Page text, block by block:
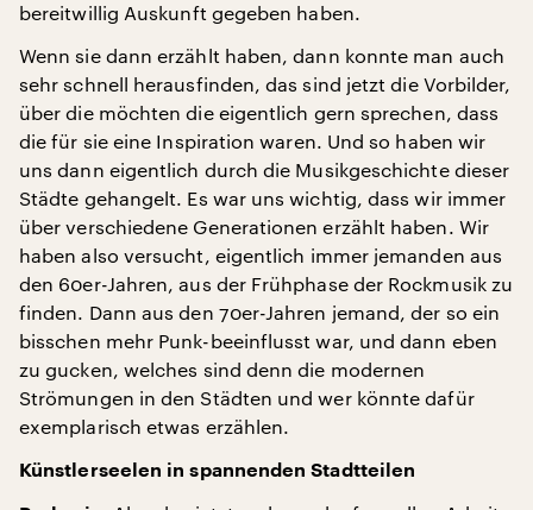
bereitwillig Auskunft gegeben haben.
Wenn sie dann erzählt haben, dann konnte man auch
sehr schnell herausfinden, das sind jetzt die Vorbilder,
über die möchten die eigentlich gern sprechen, dass
die für sie eine Inspiration waren. Und so haben wir
uns dann eigentlich durch die Musikgeschichte dieser
Städte gehangelt. Es war uns wichtig, dass wir immer
über verschiedene Generationen erzählt haben. Wir
haben also versucht, eigentlich immer jemanden aus
den 60er-Jahren, aus der Frühphase der Rockmusik zu
finden. Dann aus den 70er-Jahren jemand, der so ein
bisschen mehr Punk-beeinflusst war, und dann eben
zu gucken, welches sind denn die modernen
Strömungen in den Städten und wer könnte dafür
exemplarisch etwas erzählen.
Künstlerseelen in spannenden Stadtteilen